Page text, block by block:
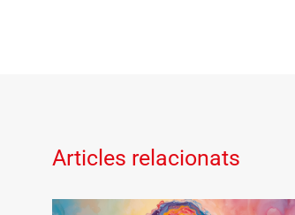
Articles relacionats